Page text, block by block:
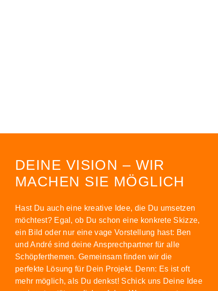
DEINE VISION – WIR
MACHEN SIE MÖGLICH
Hast Du auch eine kreative Idee, die Du umsetzen
möchtest? Egal, ob Du schon eine konkrete Skizze,
ein Bild oder nur eine vage Vorstellung hast: Ben
und André sind deine Ansprechpartner für alle
Schöpferthemen. Gemeinsam finden wir die
perfekte Lösung für Dein Projekt. Denn: Es ist oft
mehr möglich, als Du denkst! Schick uns Deine Idee